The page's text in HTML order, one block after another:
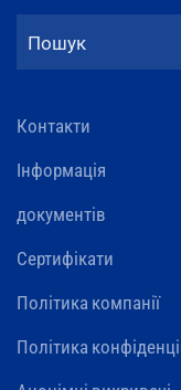
Контакти
Інформація
документів
Сертифікати
Політика компанії
Політика